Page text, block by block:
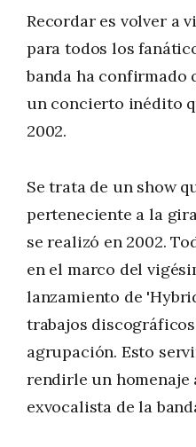
Recordar es volver a
para todos los
banda ha confirmado
un concierto inédito
2002.
Se trata de un show
perteneciente a la gira
se realizó en 2002.
en el marco del
lanzamiento de
trabajos
agrupación. Esto
rendirle un homenaje
exvocalista de la